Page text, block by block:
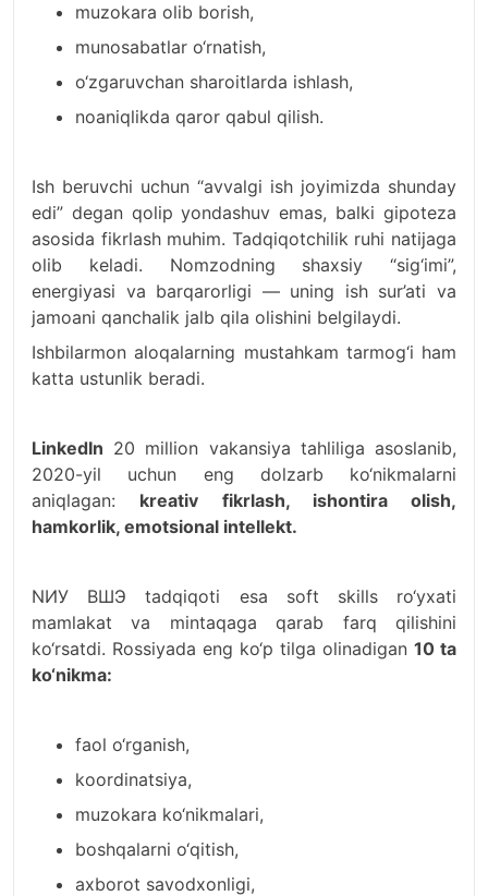
muzokara olib borish,
munosabatlar o‘rnatish,
o‘zgaruvchan sharoitlarda ishlash,
noaniqlikda qaror qabul qilish.
Ish beruvchi uchun “avvalgi ish joyimizda shunday
edi” degan qolip yondashuv emas, balki gipoteza
asosida fikrlash muhim. Tadqiqotchilik ruhi natijaga
olib keladi. Nomzodning shaxsiy “sig‘imi”,
energiyasi va barqarorligi — uning ish sur’ati va
jamoani qanchalik jalb qila olishini belgilaydi.
Ishbilarmon aloqalarning mustahkam tarmog‘i ham
katta ustunlik beradi.
LinkedIn 20 million vakansiya tahliliga asoslanib,
2020-yil uchun eng dolzarb ko‘nikmalarni
aniqlagan: kreativ fikrlash, ishontira olish,
hamkorlik, emotsional intellekt.
NИУ ВШЭ tadqiqoti esa soft skills ro‘yxati
mamlakat va mintaqaga qarab farq qilishini
ko‘rsatdi. Rossiyada eng ko‘p tilga olinadigan 10 ta
ko‘nikma:
faol o‘rganish,
koordinatsiya,
muzokara ko‘nikmalari,
boshqalarni o‘qitish,
axborot savodxonligi,